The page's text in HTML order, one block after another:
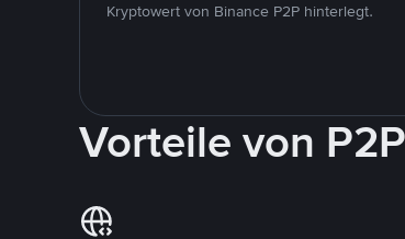
Kryptowert von Binance P2P hinterlegt.
Vorteile von